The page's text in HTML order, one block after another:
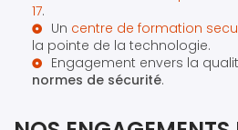
17.
Un centre de formation
la pointe de la technologie.
Engagement envers la
normes de sécurité.